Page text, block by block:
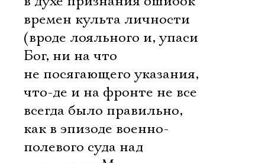
времен культа личности
(вроде лояльного и, упаси
Бог, ни на что
не посягающего указания,
что-де и на фронте не все
всегда было правильно,
как в эпизоде военно-
полевого суда над